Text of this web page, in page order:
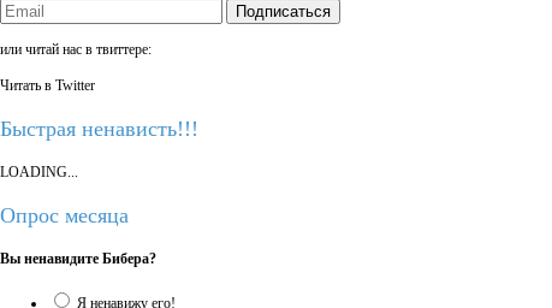
Подписаться
или читай нас в твиттере:
Читать в Twitter
Быстрая ненависть!!!
LOADING...
Опрос месяца
Вы ненавидите Бибера?
Я ненавижу его!